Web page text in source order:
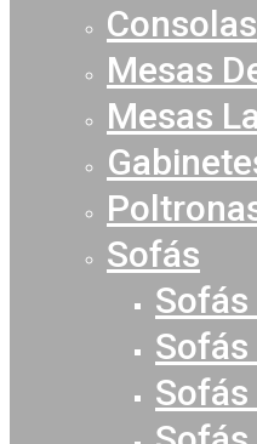
Consolas
Mesas
Mesas
Sofás
Sofás
Sofás
Sofás